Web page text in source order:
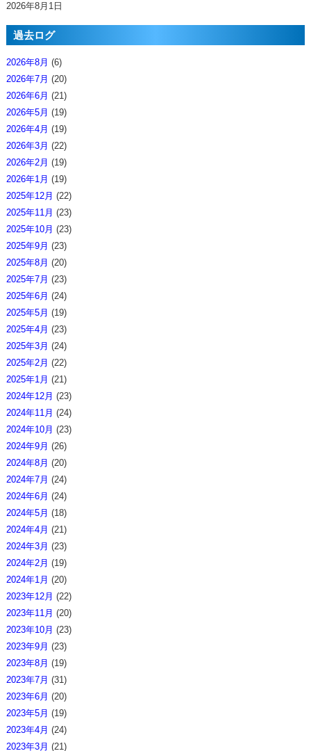
2026年8月1日
過去ログ
2026年8月 (6)
2026年7月 (20)
2026年6月 (21)
2026年5月 (19)
2026年4月 (19)
2026年3月 (22)
2026年2月 (19)
2026年1月 (19)
2025年12月 (22)
2025年11月 (23)
2025年10月 (23)
2025年9月 (23)
2025年8月 (20)
2025年7月 (23)
2025年6月 (24)
2025年5月 (19)
2025年4月 (23)
2025年3月 (24)
2025年2月 (22)
2025年1月 (21)
2024年12月 (23)
2024年11月 (24)
2024年10月 (23)
2024年9月 (26)
2024年8月 (20)
2024年7月 (24)
2024年6月 (24)
2024年5月 (18)
2024年4月 (21)
2024年3月 (23)
2024年2月 (19)
2024年1月 (20)
2023年12月 (22)
2023年11月 (20)
2023年10月 (23)
2023年9月 (23)
2023年8月 (19)
2023年7月 (31)
2023年6月 (20)
2023年5月 (19)
2023年4月 (24)
2023年3月 (21)